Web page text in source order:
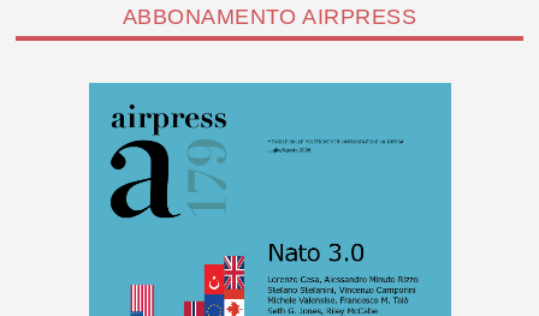
ABBONAMENTO AIRPRESS